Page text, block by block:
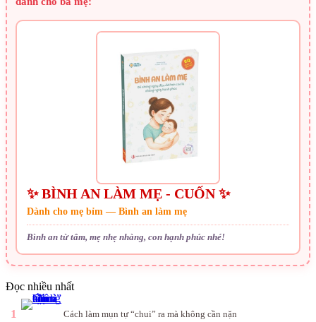
✨ BÌNH AN LÀM MẸ - CUỐN ✨
Dành cho mẹ bỉm — Bình an làm mẹ
Bình an từ tâm, mẹ nhẹ nhàng, con hạnh phúc nhé!
Đọc nhiều nhất
1 Cách làm mụn tự “chui” ra mà không cần nặn